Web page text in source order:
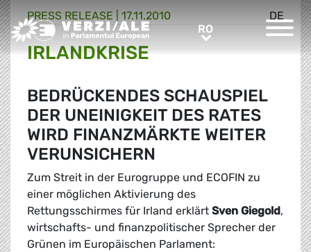
Greens/EFA Home RORO
DE
PRESS RELEASE | 17.11.2010
IRLANDKRISE
BEDRÜCKENDES SCHAUSPIEL
DER UNEINIGKEIT DES RATES
WIRD FINANZMÄRKTE WEITER
VERUNSICHERN
Zum Streit in der Eurogruppe und ECOFIN zu
einer möglichen Aktivierung des
Rettungsschirmes für Irland erklärt Sven Giegold,
wirtschafts- und finanzpolitischer Sprecher der
Grünen im Europäischen Parlament: